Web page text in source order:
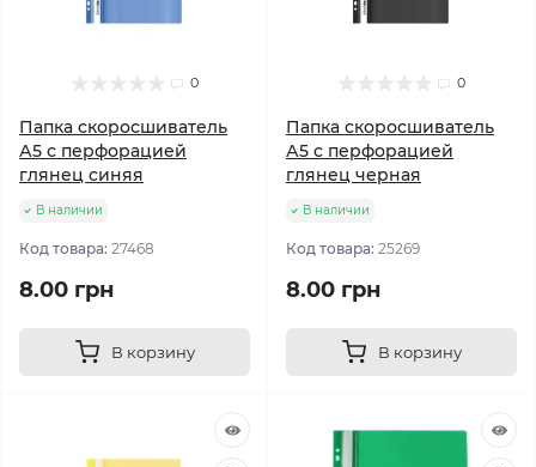
0
Папка скоросшиватель
А5 с перфорацией
глянец синяя
В наличии
Код товара: 27468
8.00 грн
В корзину
0
Папка скоросшиватель
А5 с перфорацией
глянец черная
В наличии
Код товара: 25269
8.00 грн
В корзину